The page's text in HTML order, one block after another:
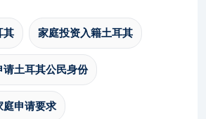
其 家庭投资入籍土耳其
土耳其公民身份
庭申请要求